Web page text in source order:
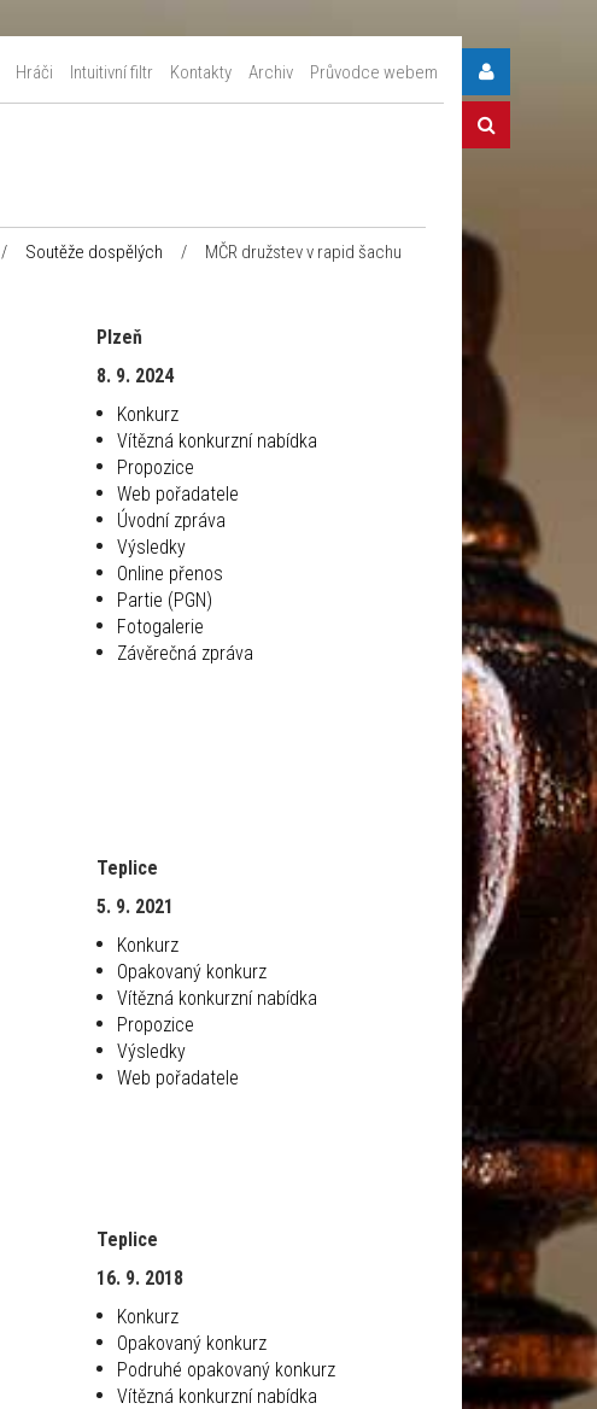
Hráči Intuitivní filtr Kontakty Archiv Průvodce webem
Plzeň
8. 9. 2024
Konkurz
Vítězná konkurzní nabídka
Propozice
Web pořadatele
Úvodní zpráva
Výsledky
Online přenos
Partie (PGN)
Fotogalerie
Závěrečná zpráva
Teplice
5. 9. 2021
Konkurz
Opakovaný konkurz
Vítězná konkurzní nabídka
Propozice
Výsledky
Web pořadatele
Teplice
16. 9. 2018
Konkurz
Opakovaný konkurz
Podruhé opakovaný konkurz
Vítězná konkurzní nabídka
/ Soutěže dospělých / MČR družstev v rapid šachu